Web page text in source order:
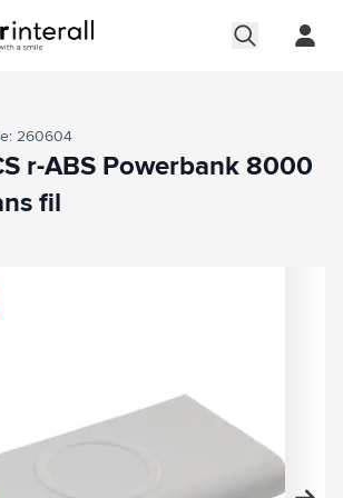
en plein écran
260604
r-ABS Powerbank 8000
fil